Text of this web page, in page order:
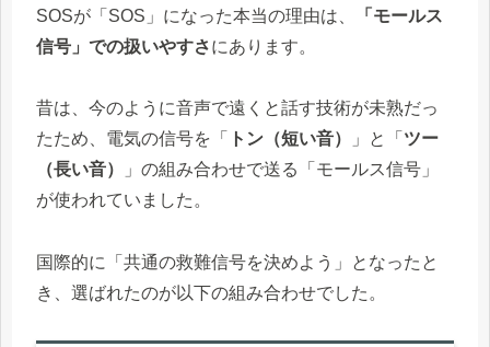
SOSが「SOS」になった本当の理由は、
「モールス
信号」での扱いやすさにあります。
昔は、今のように音声で遠くと話す技術が未熟だっ
たため、電気の信号を「
トン（短い音） 」と「 ツー
（長い音）
」の組み合わせで送る「モールス信号」
が使われていました。
国際的に「共通の救難信号を決めよう」となったと
き、選ばれたのが以下の組み合わせでした。